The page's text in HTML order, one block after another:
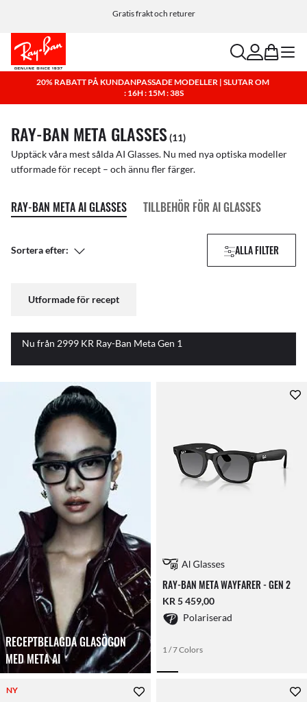
Gratis frakt och returer
Anpassa dina solglasögon och lägg till en gravyr utan kostnad.
searchaccount
bag menu
20% RABATT PÅ KUNDANPASSADE MODELLER | SLUTAR OM
: 16H : 15M : 38S
RAY-BAN META GLASSES(11)
Upptäck våra mest sålda AI Glasses. Nu med nya optiska modeller
utformade för recept – och ännu fler färger.
RAY-BAN META AI GLASSES TILLBEHÖR FÖR AI GLASSES
ALLA FILTER
Sortera efter:
Utformade för recept
Nu från 2999 KR Ray-Ban Meta Gen 1
RECEPTBELAGDA GLASÖGON
MED META AI
RAY-BAN META WAYFARER - GEN 2
KR 5 459,00
Polariserad
1 / 7 Colors
NY